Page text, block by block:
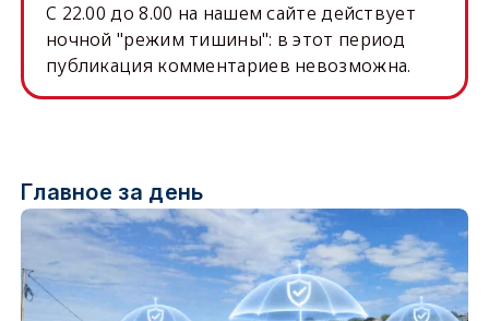
C 22.00 до 8.00 на нашем сайте действует
ночной "режим тишины": в этот период
публикация комментариев невозможна.
Главное за день